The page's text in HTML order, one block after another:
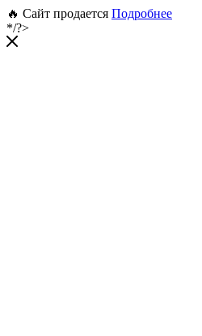
🔥 Сайт продается Подробнее
*/?>